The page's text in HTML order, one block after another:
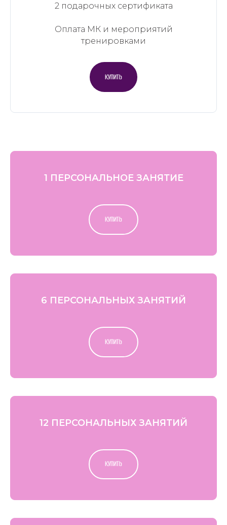
2 подарочных сертификата
Оплата МК и мероприятий
тренировками
КУПИТЬ
1 ПЕРСОНАЛЬНОЕ ЗАНЯТИЕ
КУПИТЬ
6 ПЕРСОНАЛЬНЫХ ЗАНЯТИЙ
КУПИТЬ
12 ПЕРСОНАЛЬНЫХ ЗАНЯТИЙ
КУПИТЬ